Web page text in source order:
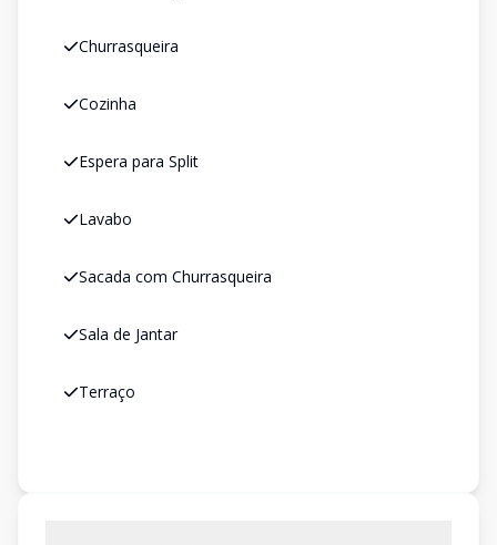
Churrasqueira
Cozinha
Espera para Split
Lavabo
Sacada com Churrasqueira
Sala de Jantar
Terraço